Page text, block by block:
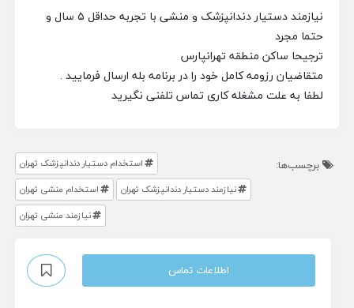
نیازمند دستیار دندانپزشک و منشی با تجربه حداقل ۵ سال و
حتما مجرد
ترجیحا ساکن منطقه تهرانپارس
متقاضیان رزومه کامل خود را در برنامه بله ارسال فرمایید .
لطفا به علت مشغله کاری تماس تلفنی نگیرید
برچسب‌ها:
استخدام دستیار دندانپزشک تهران
نیازمند دستیار دندانپزشک تهران
استخدام منشی تهران
نیازمند منشی تهران
اطلاعات تماس